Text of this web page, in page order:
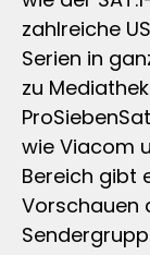
zahlreiche
Serien in
zu
wie Viacom
Bereich gibt
Vorschauen